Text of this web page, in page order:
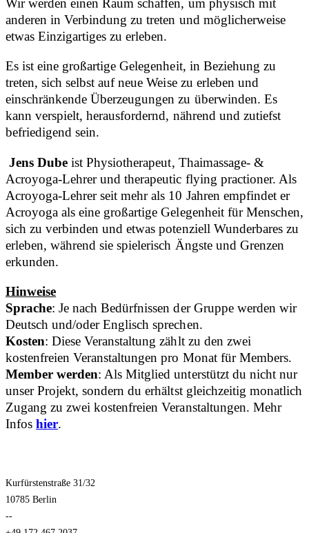
Wir werden einen Raum schaffen, um physisch mit
anderen in Verbindung zu treten und möglicherweise
etwas Einzigartiges zu erleben.
Es ist eine großartige Gelegenheit, in Beziehung zu
treten, sich selbst auf neue Weise zu erleben und
einschränkende Überzeugungen zu überwinden. Es
kann verspielt, herausfordernd, nährend und zutiefst
befriedigend sein.
Jens Dube ist Physiotherapeut, Thaimassage- &
Acroyoga-Lehrer und therapeutic flying practioner. Als
Acroyoga-Lehrer seit mehr als 10 Jahren empfindet er
Acroyoga als eine großartige Gelegenheit für Menschen,
sich zu verbinden und etwas potenziell Wunderbares zu
erleben, während sie spielerisch Ängste und Grenzen
erkunden.
Hinweise
Sprache: Je nach Bedürfnissen der Gruppe werden wir
Deutsch und/oder Englisch sprechen.
Kosten: Diese Veranstaltung zählt zu den zwei
kostenfreien Veranstaltungen pro Monat für Members.
Member werden: Als Mitglied unterstützt du nicht nur
unser Projekt, sondern du erhältst gleichzeitig monatlich
Zugang zu zwei kostenfreien Veranstaltungen. Mehr
Infoshier.
Kurfürstenstraße 31/32
10785 Berlin
--